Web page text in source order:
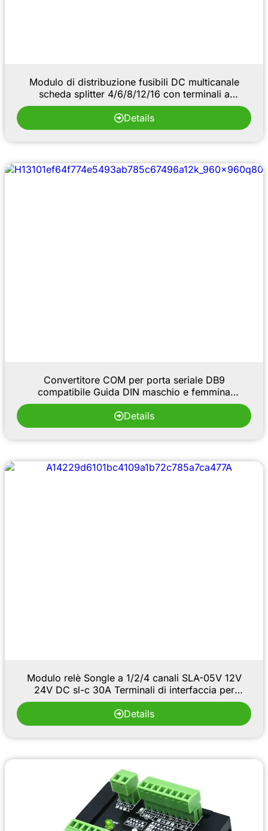
Modulo di distribuzione fusibili DC multicanale
scheda splitter 4/6/8/12/16 con terminali a
stampaggio rapido
Details
Convertitore COM per porta seriale DB9
compatibile Guida DIN maschio e femmina
morsettiera DB9 scheda adattatore DB9 S72 relè
modulo rubinetto
Details
Modulo relè Songle a 1/2/4 canali SLA-05V 12V
24V DC sl-c 30A Terminali di interfaccia per
controllo PLC e automazione
Details